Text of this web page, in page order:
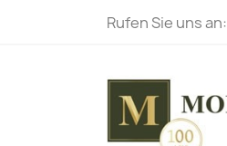
Rufen Sie uns an: